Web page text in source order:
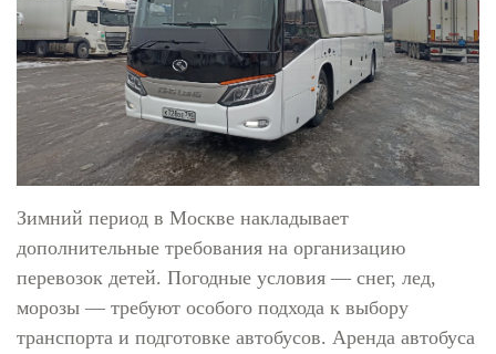
Зимний период в Москве накладывает
дополнительные требования на организацию
перевозок детей. Погодные условия — снег, лед,
морозы — требуют особого подхода к выбору
транспорта и подготовке автобусов. Аренда автобуса